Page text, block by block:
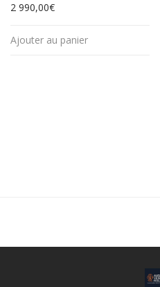
2 990,00€
Ajouter au panier